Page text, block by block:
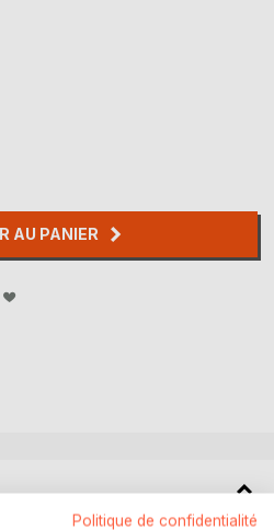
AU PANIER
Politique de confidentialité